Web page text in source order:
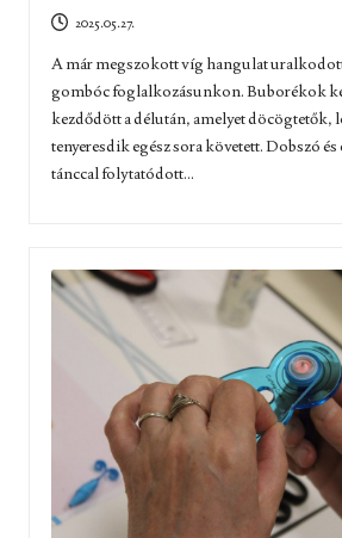
2025.05.27.
A már megszokott víg hangulat
gombóc foglalkozásunkon. Buborékok
kezdődött a délután, amelyet döcögtetők,
tenyeresdik egész sora követett. Dobszó
tánccal folytatódott...